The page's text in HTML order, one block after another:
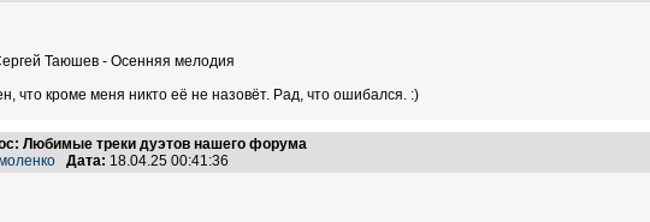
Таюшев - Осенняя мелодия
что кроме меня никто её не назовёт. Рад, что ошибался. :)
Любимые треки дуэтов нашего форума
Дата: 18.04.25 00:41:36